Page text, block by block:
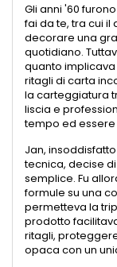
Gli anni '60
fai da te, tra cui
decorare una
quotidiano.
quanto
ritagli di carta
la carteggiatura
liscia e
tempo ed
Jan,
tecnica, decise
semplice. Fu
formule su una
permetteva la
prodotto
ritagli,
opaca con un